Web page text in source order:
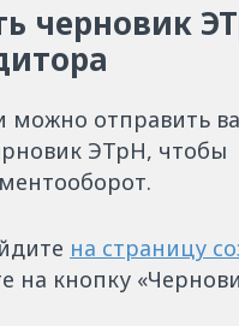
черновик
можно отправить
ЭТрН, чтобы
на страницу
на кнопку